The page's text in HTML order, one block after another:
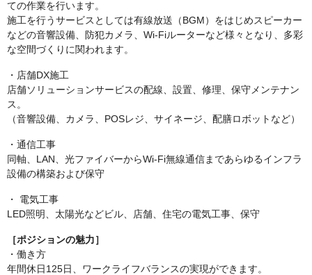
ての作業を行います。
施工を行うサービスとしては有線放送（BGM）をはじめスピーカー
などの音響設備、防犯カメラ、Wi-Fiルーターなど様々となり、多彩
な空間づくりに関われます。
・店舗DX施工
店舗ソリューションサービスの配線、設置、修理、保守メンテナン
ス。
（音響設備、カメラ、POSレジ、サイネージ、配膳ロボットなど）
・通信工事
同軸、LAN、光ファイバーからWi-Fi無線通信まであらゆるインフラ
設備の構築および保守
・ 電気工事
LED照明、太陽光などビル、店舗、住宅の電気工事、保守
［ポジションの魅力］
・働き方
年間休日125日、ワークライフバランスの実現ができます。